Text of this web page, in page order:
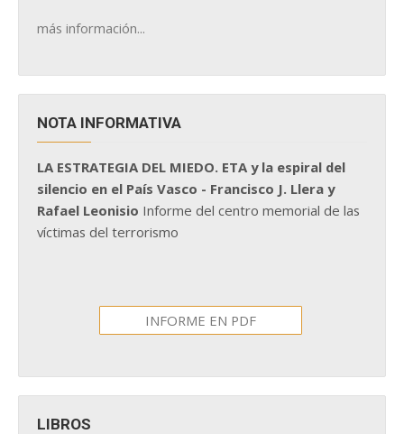
más información...
NOTA INFORMATIVA
LA ESTRATEGIA DEL MIEDO. ETA y la espiral del
silencio en el País Vasco - Francisco J. Llera y
Rafael Leonisio Informe del centro memorial de las
víctimas del terrorismo
INFORME EN PDF
LIBROS